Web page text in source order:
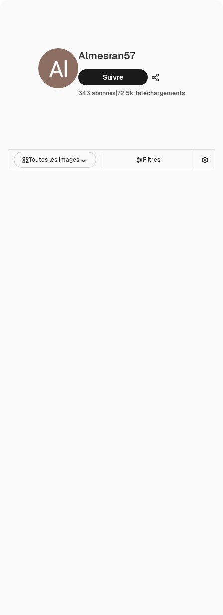
Almesran57
Suivre Partager
343 abonnés|72.5k téléchargements
Toutes les images Filtres